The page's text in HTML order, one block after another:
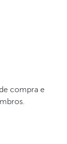
compra e